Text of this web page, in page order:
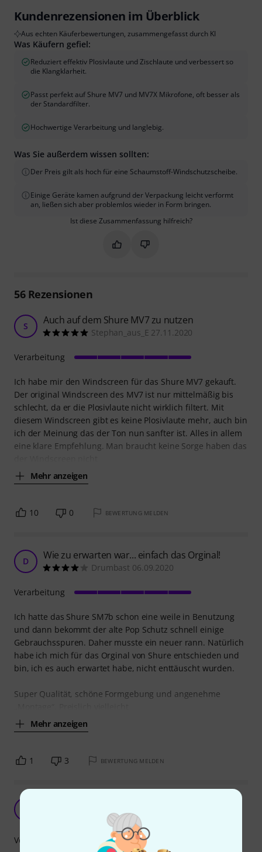
Kundenrezensionen im Überblick
Aus echten Käuferbewertungen, zusammengefasst durch KI
Was Käufern gefiel:
Reduziert effektiv Plosivlaute und Zischlaute und verbessert so
die Klangklarheit.
Passt perfekt auf Shure MV7 und MV7X Mikrofone, oft besser als
der Standardfilter.
Hochwertige Verarbeitung und langlebig.
Was Sie außerdem wissen sollten:
Der Preis gilt als hoch für eine Schaumstoff-Windschutzscheibe.
Einige Geräte kamen aufgrund der Verpackung leicht verformt
an, ließen sich aber problemlos wieder in Form bringen.
Ist diese Zusammenfassung hilfreich?
Markieren Sie diese
Markieren Sie diese
56Rezensionen
S Auch auf dem Shure MV7 zu nutzen
Stephan_aus_E 27.11.2020
Ich habe mir den Windscreen für das Shure MV7 gekauft.
Der original Windscreen des MV7 ist nur mittelmäßig bis
schlecht, da er die Plosivlaute nicht wirklich filtert. Mit
diesem Windscreen gibt es keine Plosivlaute mehr, auch bin
ich der Meinung das der Ton nun sanfter ist. Alles in allem
eine klare Empfehlung. Man braucht keine Sorge haben das
Mehr anzeigen
Verarbeitung
10 0 BEWERTUNG MELDEN
D Wie zu erwarten war... einfach das Orginal!
Drumbast 06.09.2020
Ich hatte das Shure SM7b schon eine weile in Benutzung
und dann bekommt der alte Pop Schutz schnell einige
Gebrauchsspuren. Daher musste ein neuer rann. Natürlich
habe ich mich für das Orginal von Shure entschieden und
bin, ich es auch erwartet habe, nicht enttäuscht wurden.
Super Qualität, schöne Formgebung und angenehme
Mehr anzeigen
Verarbeitung
1 3 BEWERTUNG MELDEN
Eddi Monetti 30.11.2021
Verarbeitung